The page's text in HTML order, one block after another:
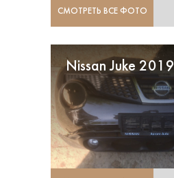
СМОТРЕТЬ ВСЕ ФОТО
Nissan Juke 2019